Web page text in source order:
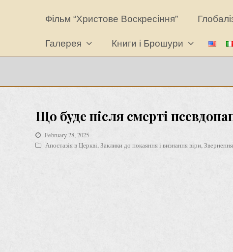
Фільм “Христове Воскресіння”
Галерея Книги і Брошури
Що буде після смерті
February 28, 2025
Апостазія в Церкві,Заклики до покаяння і визнання віри,